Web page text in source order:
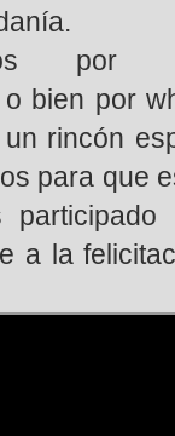
por
bien por
rincón
para que
a la